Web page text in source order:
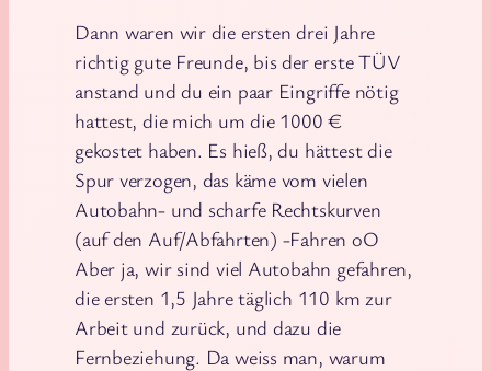
Dann waren wir die ersten drei Jahre
richtig gute Freunde, bis der erste TÜV
anstand und du ein paar Eingriffe nötig
hattest, die mich um die 1000 €
gekostet haben. Es hieß, du hättest die
Spur verzogen, das käme vom vielen
Autobahn- und scharfe Rechtskurven
(auf den Auf/Abfahrten) -Fahren oO
Aber ja, wir sind viel Autobahn gefahren,
die ersten 1,5 Jahre täglich 110 km zur
Arbeit und zurück, und dazu die
Fernbeziehung. Da weiss man, warum